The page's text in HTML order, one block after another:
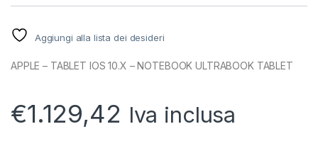
Aggiungi alla lista dei desideri
APPLE – TABLET IOS 10.X – NOTEBOOK ULTRABOOK TABLET
€1.129,42 Iva inclusa